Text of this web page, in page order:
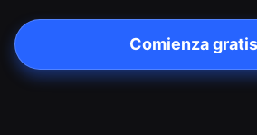
Comienza gratis